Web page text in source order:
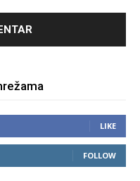
LIKE
FOLLOW